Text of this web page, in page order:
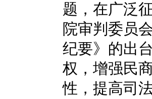
题，在广泛
院审判委员
纪要》的出
权，增强民
性，提高司